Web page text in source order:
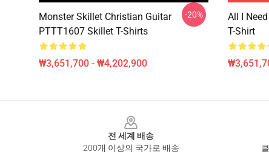
Monster Skillet Christian Guitar
PTTT1607 Skillet T-Shirts
₩3,651,700 - ₩4,202,900
-20%
All I
T-Shirt
전 세계 배송
200개 이상의 국가로 배송